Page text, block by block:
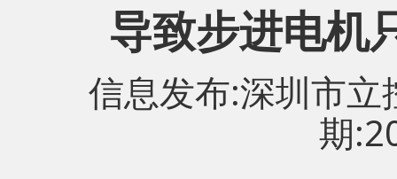
导致步进电机
信息发布:深圳市
期